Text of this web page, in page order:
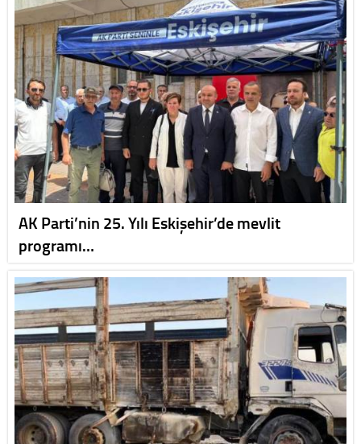
AK Parti’nin 25. Yılı Eskişehir’de mevlit
programı…